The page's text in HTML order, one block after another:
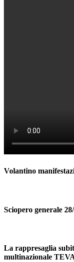
Volantino
Sciopero generale
La rappresaglia
multinazionale